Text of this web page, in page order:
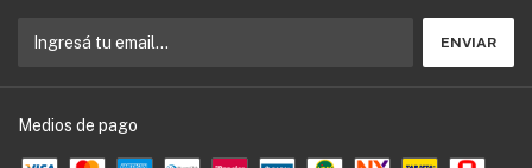
Medios de pago